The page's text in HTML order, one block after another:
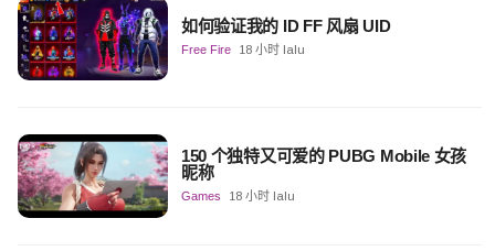
如何验证我的 ID FF 风扇 UID
Free Fire 18 小时 lalu
150 个独特又可爱的 PUBG Mobile 女孩
昵称
Games 18 小时 lalu